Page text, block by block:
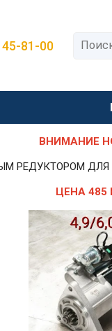
81-00
ВНИМАНИЕ
РЕДУКТОРОМ ДЛЯ
ЦЕНА 485